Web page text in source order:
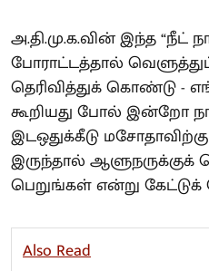
அ.தி.மு.க.வின் இந்த “நீட்
போராட்டத்தால்
தெரிவித்துக் கொண்டு -
கூறியது போல் இன்றோ
இடஒதுக்கீடு மசோதாவிற்கு
இருந்தால் ஆளுநருக்குக்
பெறுங்கள் என்று
Also Read